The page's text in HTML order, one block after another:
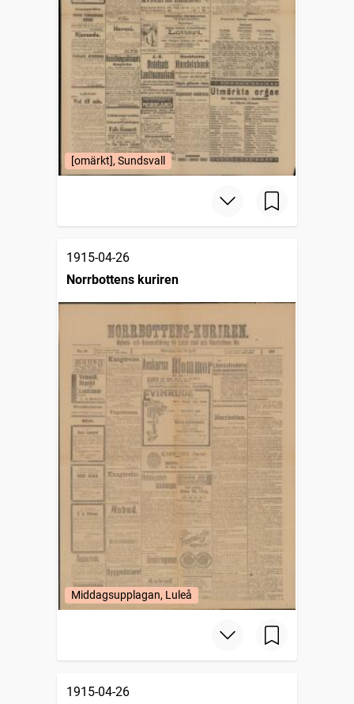
[omärkt], Sundsvall
1915-04-26
Norrbottens kuriren
Middagsupplagan, Luleå
1915-04-26